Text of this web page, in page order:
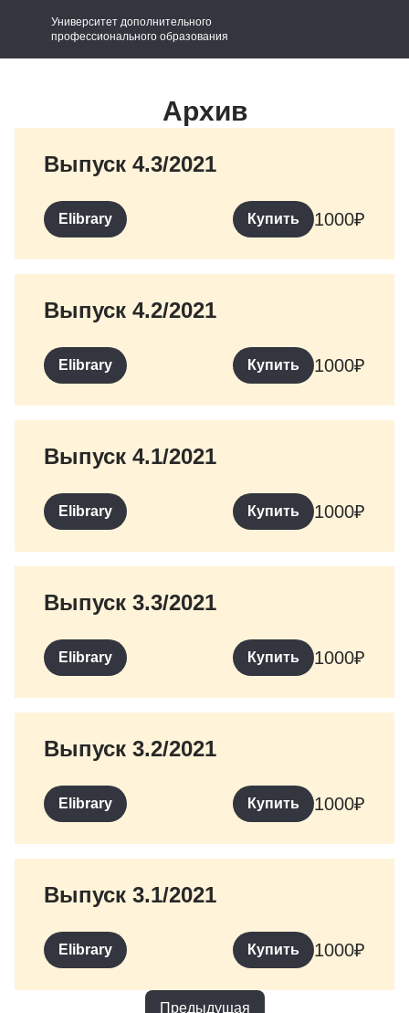
Университет дополнительного
профессионального образования
Архив
Выпуск 4.3/2021
Elibrary Купить 1000₽
Выпуск 4.2/2021
Elibrary Купить 1000₽
Выпуск 4.1/2021
Elibrary Купить 1000₽
Выпуск 3.3/2021
Elibrary Купить 1000₽
Выпуск 3.2/2021
Elibrary Купить 1000₽
Выпуск 3.1/2021
Elibrary Купить 1000₽
Предыдущая